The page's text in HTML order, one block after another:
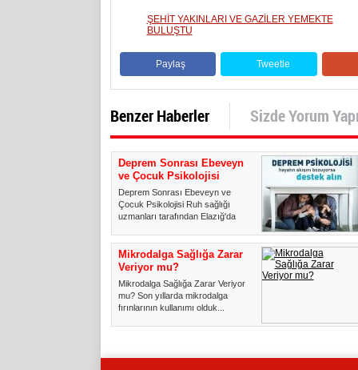
ŞEHİT YAKINLARI VE GAZİLER YEMEKTE
BULUŞTU
Paylaş Tweetle
Benzer Haberler Sizde Yorum
Deprem Sonrası Ebeveyn
ve Çocuk Psikolojisi
Deprem Sonrası Ebeveyn ve
Çocuk Psikolojisi Ruh sağlığı
uzmanları tarafından Elazığ'da
Mikrodalga Sağlığa Zarar
Veriyor mu?
Mikrodalga Sağlığa Zarar Veriyor
mu? Son yıllarda mikrodalga
fırınlarının kullanımı olduk...